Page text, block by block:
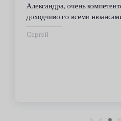
Александра, очень
доходчиво со всеми
Сергей